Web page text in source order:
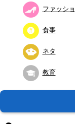
ファッシ
食事
ネタ
教育